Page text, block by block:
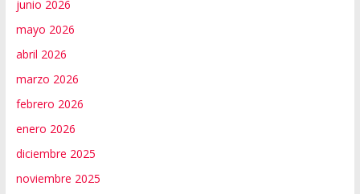
junio 2026
mayo 2026
abril 2026
marzo 2026
febrero 2026
enero 2026
diciembre 2025
noviembre 2025